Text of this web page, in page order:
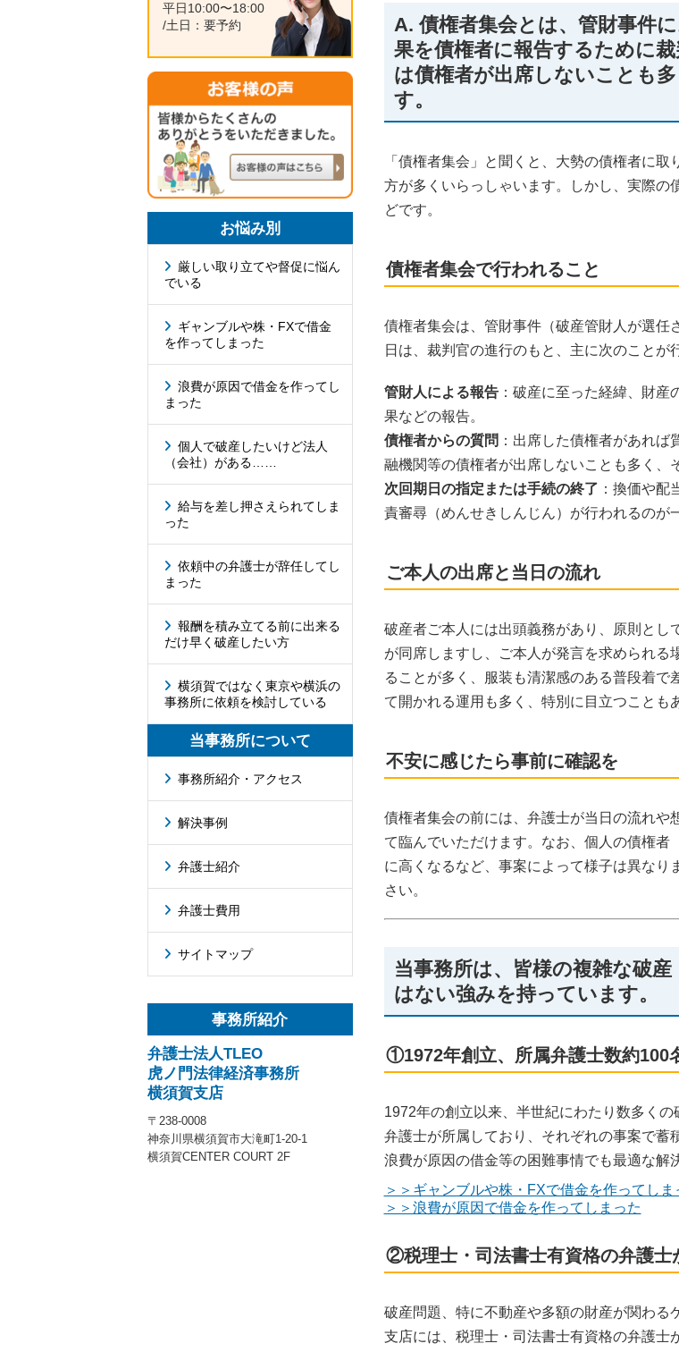
平日10:00〜18:00
/土日：要予約
お悩み別
厳しい取り立てや督促に悩ん
でいる
ギャンブルや株・FXで借金
を作ってしまった
浪費が原因で借金を作ってし
まった
個人で破産したいけど法人
（会社）がある……
給与を差し押さえられてしま
った
依頼中の弁護士が辞任してし
まった
報酬を積み立てる前に出来る
だけ早く破産したい方
横須賀ではなく東京や横浜の
事務所に依頼を検討している
当事務所について
事務所紹介・アクセス
解決事例
弁護士紹介
弁護士費用
サイトマップ
事務所紹介
弁護士法人TLEO
虎ノ門法律経済事務所
横須賀支店
〒238-0008
神奈川県横須賀市大滝町1-20-1
横須賀CENTER COURT 2F
A. 債権者集会とは、管財事件
果を債権者に報告するために
は債権者が出席しないことも
す。
「債権者集会」と聞くと、大勢の債権者に
方が多くいらっしゃいます。しかし、実際の
どです。
債権者集会で行われること
債権者集会は、管財事件（破産管財人が選任
日は、裁判官の進行のもと、主に次のことが
管財人による報告：破産に至った経緯、財産
果などの報告。
債権者からの質問 ：出席した債権者があれ
融機関等の債権者が出席しないことも多く、
次回期日の指定または手続の終了 ：換価や
責審尋（めんせきしんじん）が行われるのが
ご本人の出席と当日の流れ
破産者ご本人には出頭義務があり、原則と
が同席しますし、ご本人が発言を求められ
ることが多く、服装も清潔感のある普段着
て開かれる運用も多く、特別に目立つことも
不安に感じたら事前に確認を
債権者集会の前には、弁護士が当日の流れや
て臨んでいただけます。なお、個人の債権
に高くなるなど、事案によって様子は異な
さい。
当事務所は、皆様の複雑な破
はない強みを持っています。
①1972年創立、所属弁護士数約100
1972年の創立以来、半世紀にわたり数多く
弁護士が所属しており、それぞれの事案で
浪費が原因の借金等の困難事情でも最適な解
＞＞ギャンブルや株・FXで借金を作ってしま
＞＞浪費が原因で借金を作ってしまった
②税理士・司法書士有資格の弁護士
破産問題、特に不動産や多額の財産が関わる
支店には、税理士・司法書士有資格の弁護士